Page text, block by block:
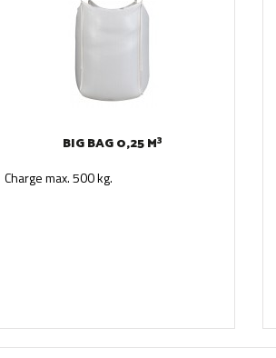
BIG BAG 0,25 M³
Charge max. 500 kg.